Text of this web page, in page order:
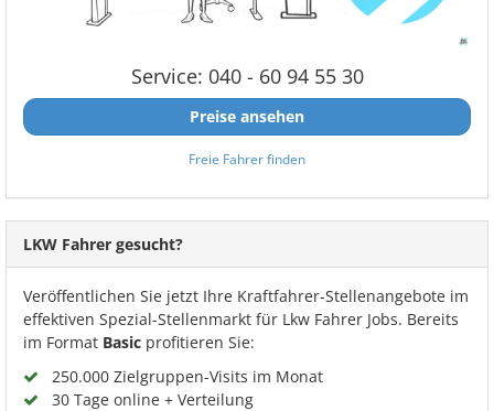
Service: 040 - 60 94 55 30
Preise ansehen
Freie Fahrer finden
LKW Fahrer gesucht?
Veröffentlichen Sie jetzt Ihre Kraftfahrer-Stellenangebote im
effektiven Spezial-Stellenmarkt für Lkw Fahrer Jobs. Bereits
im Format Basic profitieren Sie:
250.000 Zielgruppen-Visits im Monat
30 Tage online + Verteilung